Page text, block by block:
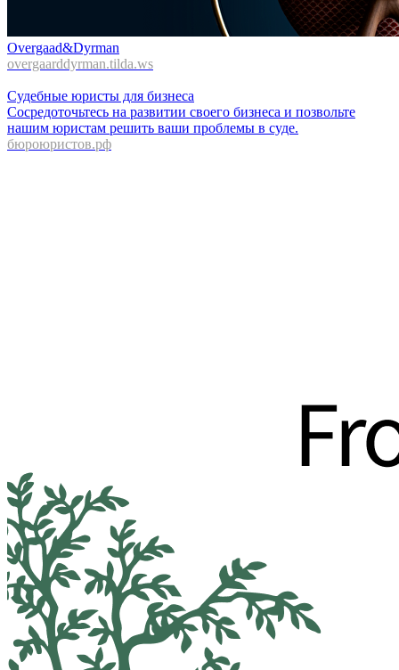
Overgaad&Dyrman
overgaarddyrman.tilda.ws
Судебные юристы для бизнеса
Сосредоточьтесь на развитии своего бизнеса и позвольте
нашим юристам решить ваши проблемы в суде.
бюроюристов.рф